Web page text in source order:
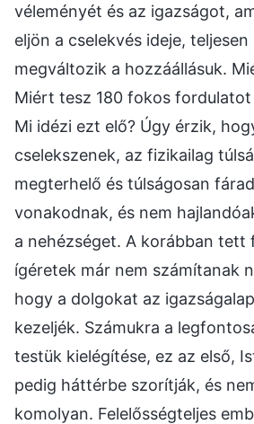
véleményét és az igazságot,
eljön a cselekvés ideje, teljesen
megváltozik a hozzáállásuk.
Miért tesz 180 fokos fordulatot
Mi idézi ezt elő? Úgy érzik,
cselekszenek, az fizikailag
megterhelő és túlságosan
vonakodnak, és nem
a nehézséget. A korábban tett
ígéretek már nem számítanak
hogy a dolgokat az
kezeljék. Számukra a
testük kielégítése, ez az első,
pedig háttérbe szorítják, és
komolyan. Felelősségteljes